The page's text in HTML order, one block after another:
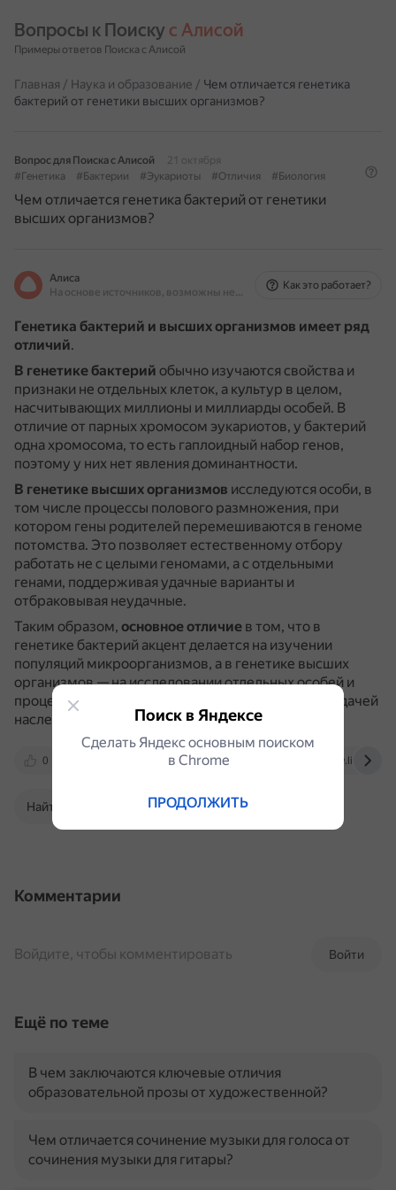
Вопросы к Поиску с Алисой
Примеры ответов Поиска с Алисой
Главная / Наука и образование / Чем отличается генетика
бактерий от генетики высших организмов?
Вопрос для Поиска с Алисой
21 октября
#Генетика
#Бактерии #Эукариоты #Отличия #Биология
Чем отличается генетика бактерий от генетики
высших организмов?
Алиса
На основе источников, возможны неточности
Как это работает?
Генетика бактерий и высших организмов имеет ряд
отличий.
В генетике бактерий обычно изучаются свойства и
признаки не отдельных клеток, а культур в целом,
насчитывающих миллионы и миллиарды особей. В
отличие от парных хромосом эукариотов, у бактерий
одна хромосома, то есть гаплоидный набор генов,
поэтому у них нет явления доминантности.
В генетике высших организмов исследуются особи, в
том числе процессы полового размножения, при
котором гены родителей перемешиваются в геноме
потомства. Это позволяет естественному отбору
работать не с целыми геномами, а с отдельными
генами, поддерживая удачные варианты и
отбраковывая неудачные.
Таким образом, основное отличие в том, что в
генетике бактерий акцент делается на изучении
популяций микроорганизмов, а в генетике высших
организмов — на исследовании отдельных особей и
процессов, связанных с их размножением и передачей
наследственной информации.
0 infourok.ru www.litres.ru
Найти в Поиске
Комментарии
Войти
Войдите, чтобы комментировать
Ещё по теме
В чем заключаются ключевые отличия
образовательной прозы от художественной?
Чем отличается сочинение музыки для голоса от
сочинения музыки для гитары?
Поиск в Яндексе
Сделать Яндекс основным поиском
в Сhrome
ПРОДОЛЖИТЬ